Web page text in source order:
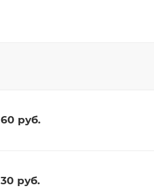
60 руб.
30 руб.